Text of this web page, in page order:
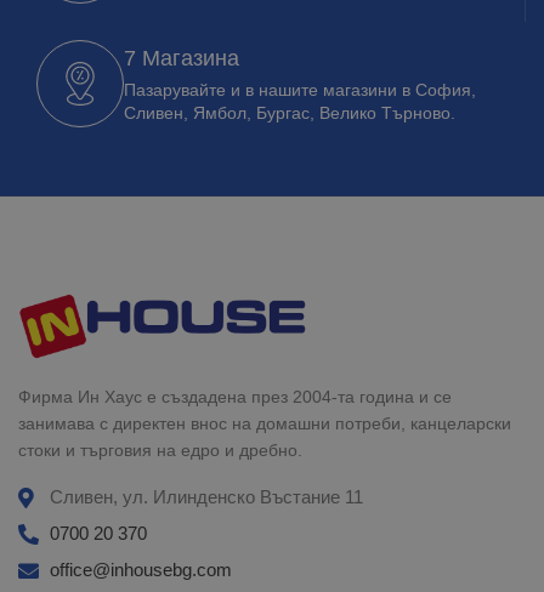
7 Магазина
Пазарувайте и в нашите магазини в София,
Сливен, Ямбол, Бургас, Велико Търново.
Фирма Ин Хаус е създадена през 2004-та година и се
занимава с директен внос на домашни потреби, канцеларски
стоки и търговия на едро и дребно.
Сливен, ул. Илинденско Въстание 11
0700 20 370
office@inhousebg.com